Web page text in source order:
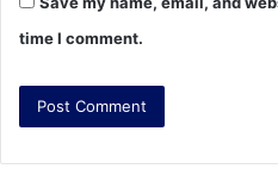
time I comment.